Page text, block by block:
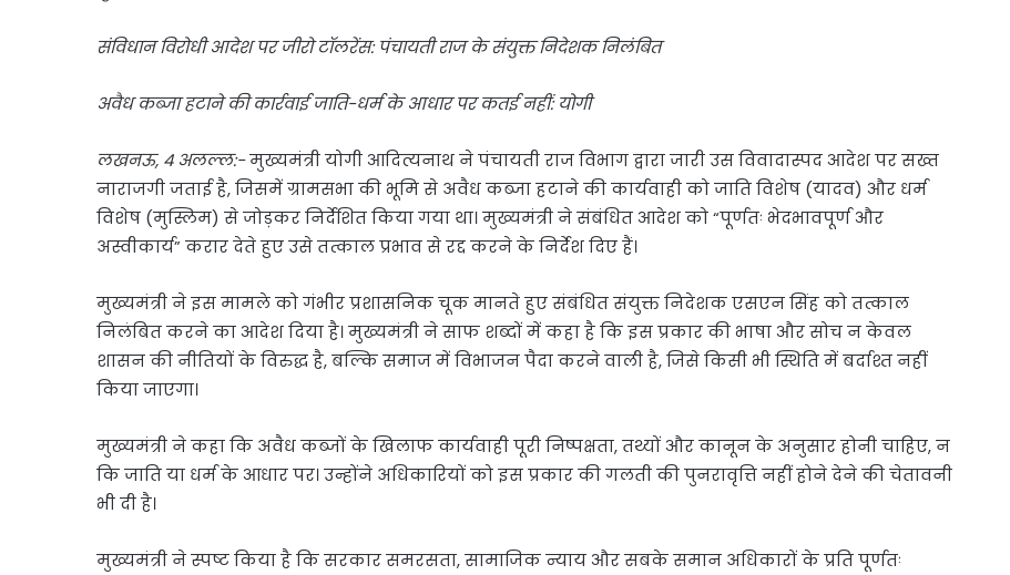
संविधान विरोधी आदेश पर जीरो टॉलरेंस: पंचायती राज के संयुक्त निदेशक निलंबित
अवैध कब्जा हटाने की कार्रवाई जाति-धर्म के आधार पर कतई नहीं: योगी
लखनऊ, 4 अलल्ल:-मुख्यमंत्री योगी आदित्यनाथ ने पंचायती राज विभाग द्वारा जारी उस विवादास्पद आदेश पर सख्त
नाराजगी जताई है, जिसमें ग्रामसभा की भूमि से अवैध कब्जा हटाने की कार्यवाही को जाति विशेष (यादव) और धर्म
विशेष (मुस्लिम) से जोड़कर निर्देशित किया गया था। मुख्यमंत्री ने संबंधित आदेश को “पूर्णतः भेदभावपूर्ण और
अस्वीकार्य” करार देते हुए उसे तत्काल प्रभाव से रद्द करने के निर्देश दिए हैं।
मुख्यमंत्री ने इस मामले को गंभीर प्रशासनिक चूक मानते हुए संबंधित संयुक्त निदेशक एसएन सिंह को तत्काल
निलंबित करने का आदेश दिया है। मुख्यमंत्री ने साफ शब्दों में कहा है कि इस प्रकार की भाषा और सोच न केवल
शासन की नीतियों के विरुद्ध है, बल्कि समाज में विभाजन पैदा करने वाली है, जिसे किसी भी स्थिति में बर्दाश्त नहीं
किया जाएगा।
मुख्यमंत्री ने कहा कि अवैध कब्जों के खिलाफ कार्यवाही पूरी निष्पक्षता, तथ्यों और कानून के अनुसार होनी चाहिए, न
कि जाति या धर्म के आधार पर। उन्होंने अधिकारियों को इस प्रकार की गलती की पुनरावृत्ति नहीं होने देने की चेतावनी
भी दी है।
मुख्यमंत्री ने स्पष्ट किया है कि सरकार समरसता, सामाजिक न्याय और सबके समान अधिकारों के प्रति पूर्णतः